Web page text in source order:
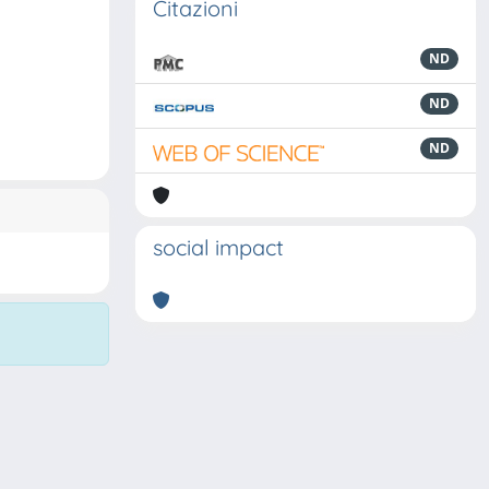
Citazioni
ND
ND
ND
social impact